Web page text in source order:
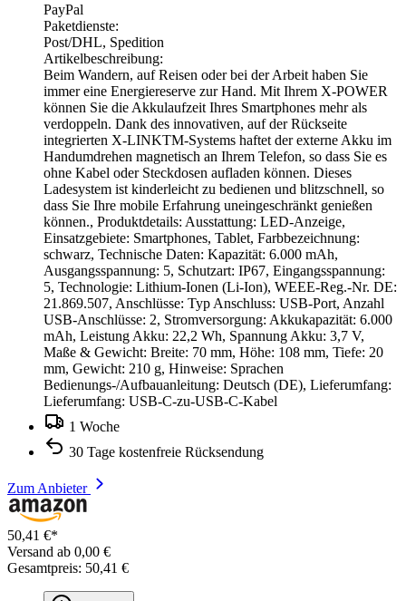
PayPal
Paketdienste:
Post/DHL, Spedition
Artikelbeschreibung:
Beim Wandern, auf Reisen oder bei der Arbeit haben Sie
immer eine Energiereserve zur Hand. Mit Ihrem X-POWER
können Sie die Akkulaufzeit Ihres Smartphones mehr als
verdoppeln. Dank des innovativen, auf der Rückseite
integrierten X-LINKTM-Systems haftet der externe Akku im
Handumdrehen magnetisch an Ihrem Telefon, so dass Sie es
ohne Kabel oder Steckdosen aufladen können. Dieses
Ladesystem ist kinderleicht zu bedienen und blitzschnell, so
dass Sie Ihre mobile Erfahrung uneingeschränkt genießen
können., Produktdetails: Ausstattung: LED-Anzeige,
Einsatzgebiete: Smartphones, Tablet, Farbbezeichnung:
schwarz, Technische Daten: Kapazität: 6.000 mAh,
Ausgangsspannung: 5, Schutzart: IP67, Eingangsspannung:
5, Technologie: Lithium-Ionen (Li-Ion), WEEE-Reg.-Nr. DE:
21.869.507, Anschlüsse: Typ Anschluss: USB-Port, Anzahl
USB-Anschlüsse: 2, Stromversorgung: Akkukapazität: 6.000
mAh, Leistung Akku: 22,2 Wh, Spannung Akku: 3,7 V,
Maße & Gewicht: Breite: 70 mm, Höhe: 108 mm, Tiefe: 20
mm, Gewicht: 210 g, Hinweise: Sprachen
Bedienungs-/Aufbauanleitung: Deutsch (DE), Lieferumfang:
Lieferumfang: USB-C-zu-USB-C-Kabel
1 Woche
30 Tage kostenfreie Rücksendung
Zum Anbieter
50,41 €*
Versand ab 0,00 €
Gesamtpreis: 50,41 €